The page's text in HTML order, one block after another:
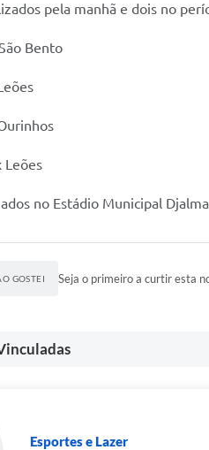
pela manhã e dois no
Bento
Leões
no Estádio Municipal
GOSTEI Seja o primeiro a curtir esta
Esportes e Lazer